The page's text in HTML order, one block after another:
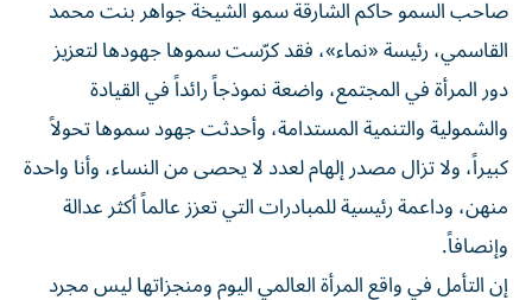
صاحب السمو حاكم الشارقة سمو الشيخة جواهر بنت محمد
القاسمي، رئيسة «نماء»، فقد كرّست سموها جهودها لتعزيز
دور المرأة في المجتمع، واضعة نموذجاً رائداً في القيادة
والشمولية والتنمية المستدامة، وأحدثت جهود سموها تحولاً
كبيراً، ولا تزال مصدر إلهام لعدد لا يحصى من النساء، وأنا واحدة
منهن، وداعمة رئيسية للمبادرات التي تعزز عالماً أكثر عدالة
وإنصافاً.
إن التأمل في واقع المرأة العالمي اليوم ومنجزاتها ليس مجرد